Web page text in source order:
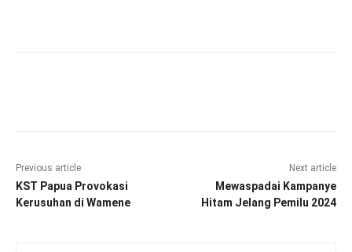
Previous article
KST Papua Provokasi
Kerusuhan di Wamene
Next article
Mewaspadai Kampanye
Hitam Jelang Pemilu 2024